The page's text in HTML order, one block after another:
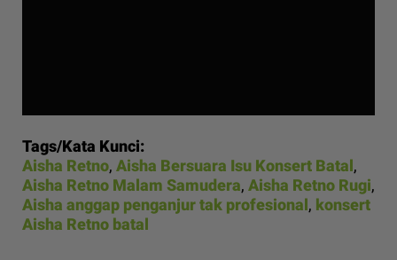
Tags/Kata Kunci:
Aisha Retno, Aisha Bersuara Isu Konsert Batal,
Aisha Retno Malam Samudera, Aisha Retno Rugi,
Aisha anggap penganjur tak profesional, konsert
Aisha Retno batal